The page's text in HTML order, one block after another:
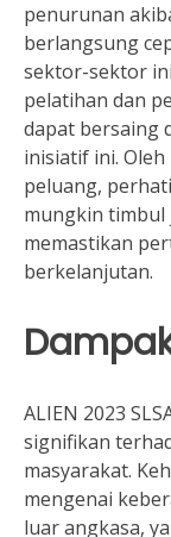
penurunan
berlangsung
sektor-sektor
pelatihan dan
dapat bersaing
inisiatif ini.
peluang,
mungkin
memastikan
berkelanjutan.
ALIEN 2023
signifikan
masyarakat.
mengenai
luar angkasa,